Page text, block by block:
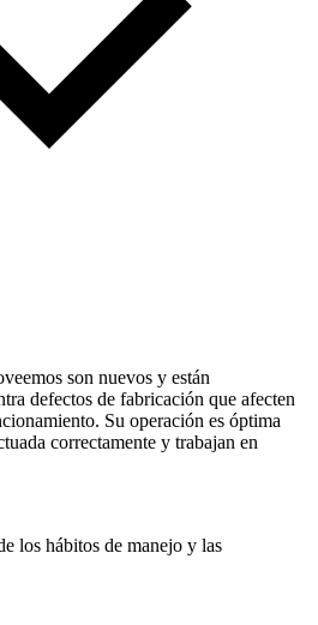
son nuevos y están
defectos de fabricación que afecten
Su operación es óptima
correctamente y trabajan en
los hábitos de manejo y las